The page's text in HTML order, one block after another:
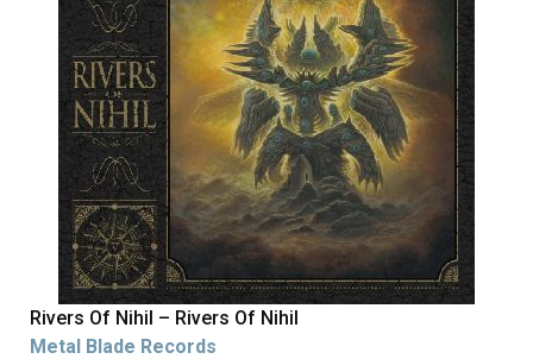
Rivers Of Nihil – Rivers Of Nihil
Metal Blade Records